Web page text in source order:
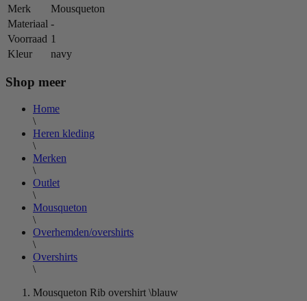
Merk
Mousqueton
Materiaal -
Voorraad 1
Kleur
navy
Shop meer
Home
\
Heren kleding
\
Merken
\
Outlet
\
Mousqueton
\
Overhemden/overshirts
\
Overshirts
\
Mousqueton Rib overshirt \blauw